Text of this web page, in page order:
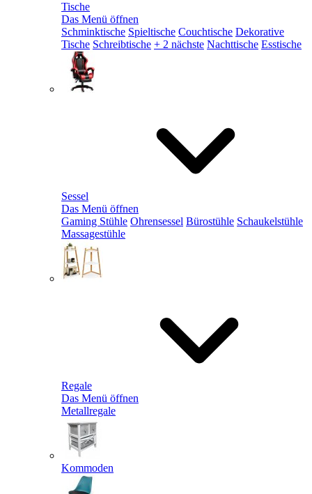
Tische
Das Menü öffnen
Schminktische Spieltische Couchtische Dekorative
Tische Schreibtische + 2 nächste Nachttische Esstische
Sessel
Das Menü öffnen
Gaming Stühle Ohrensessel Bürostühle Schaukelstühle
Massagestühle
Regale
Das Menü öffnen
Metallregale
Kommoden